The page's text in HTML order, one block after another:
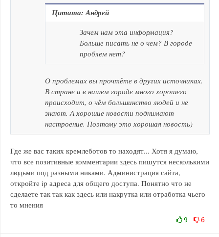
Цитата: Андрей
Зачем нам эта информация?
Больше писать не о чем? В городе
проблем нет?
О проблемах вы прочтёте в других источниках.
В стране и в нашем городе много хорошего
происходит, о чём большинство людей и не
знают. А хорошие новости поднимают
настроение. Поэтому это хорошая новость)
Где же вас таких кремлеботов то находят... Хотя я думаю,
что все позитивные комментарии здесь пишутся несколькими
людьми под разными никами. Администрация сайта,
откройте ip адреса для общего доступа. Понятно что не
сделаете так так как здесь или накрутка или отработка чьего
то мнения
9 6